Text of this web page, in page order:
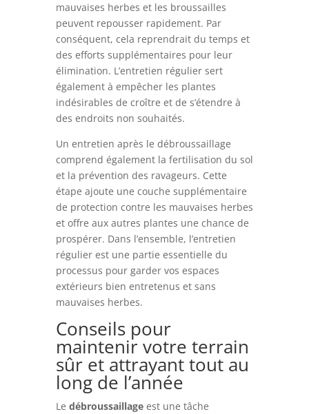
mauvaises herbes et les broussailles
peuvent repousser rapidement. Par
conséquent, cela reprendrait du temps et
des efforts supplémentaires pour leur
élimination. L’entretien régulier sert
également à empêcher les plantes
indésirables de croître et de s’étendre à
des endroits non souhaités.
Un entretien après le débroussaillage
comprend également la fertilisation du sol
et la prévention des ravageurs. Cette
étape ajoute une couche supplémentaire
de protection contre les mauvaises herbes
et offre aux autres plantes une chance de
prospérer. Dans l’ensemble, l’entretien
régulier est une partie essentielle du
processus pour garder vos espaces
extérieurs bien entretenus et sans
mauvaises herbes.
Conseils pour
maintenir votre terrain
sûr et attrayant tout au
long de l’année
Le débroussaillageest une tâche